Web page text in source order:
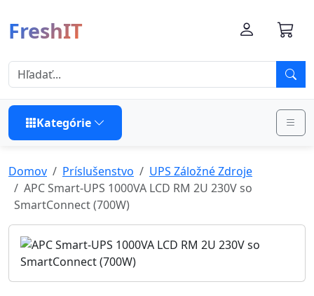
FreshIT
Kategórie
Domov Príslušenstvo
UPS Záložné Zdroje
APC Smart-UPS 1000VA LCD RM 2U 230V so
SmartConnect (700W)